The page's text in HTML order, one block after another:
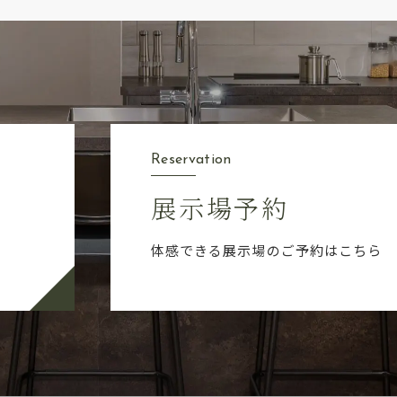
Reservation
展示場予約
体感できる展示場のご予約はこちら